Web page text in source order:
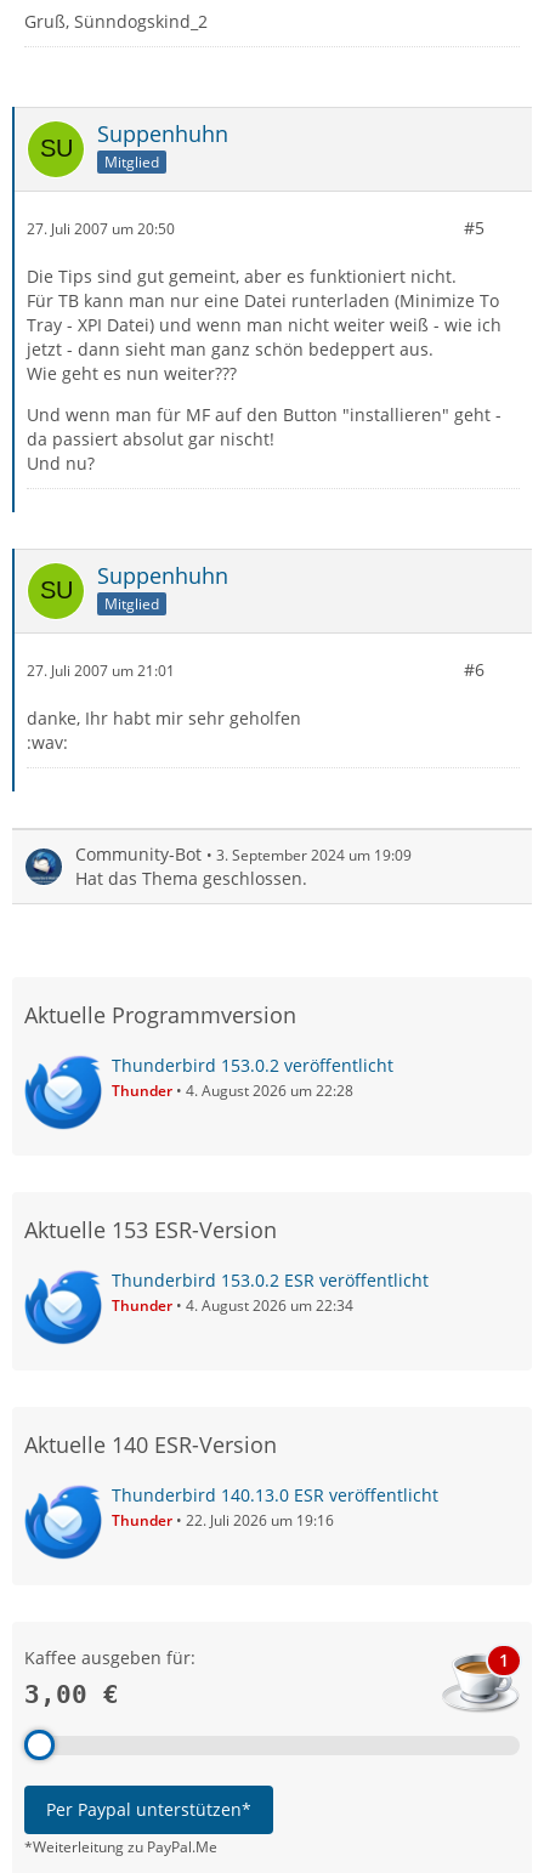
Gruß, Sünndogskind_2
Suppenhuhn
Mitglied
27. Juli 2007 um 20:50 #5
Die Tips sind gut gemeint, aber es funktioniert nicht.
Für TB kann man nur eine Datei runterladen (Minimize To
Tray - XPI Datei) und wenn man nicht weiter weiß - wie ich
jetzt - dann sieht man ganz schön bedeppert aus.
Wie geht es nun weiter???
Und wenn man für MF auf den Button "installieren" geht -
da passiert absolut gar nischt!
Und nu?
Suppenhuhn
Mitglied
27. Juli 2007 um 21:01 #6
danke, Ihr habt mir sehr geholfen
:wav:
Community-Bot 3. September 2024 um 19:09
Hat das Thema geschlossen.
Aktuelle Programmversion
Thunderbird 153.0.2 veröffentlicht
Thunder 4. August 2026 um 22:28
Aktuelle 153 ESR-Version
Thunderbird 153.0.2 ESR veröffentlicht
Thunder 4. August 2026 um 22:34
Aktuelle 140 ESR-Version
Thunderbird 140.13.0 ESR veröffentlicht
Thunder 22. Juli 2026 um 19:16
Kaffee ausgeben für:
3,00 €
1
Per Paypal unterstützen*
*Weiterleitung zu PayPal.Me